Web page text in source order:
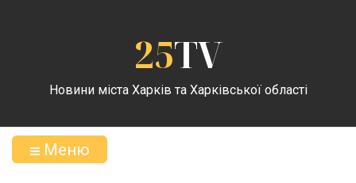
25TV
Новини міста Харків та Харківської області
Меню